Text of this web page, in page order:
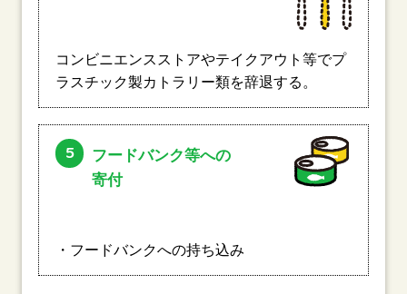
コンビニエンスストアやテイクアウト等でプ
ラスチック製カトラリー類を辞退する。
5
フードバンク等への
寄付
・フードバンクへの持ち込み